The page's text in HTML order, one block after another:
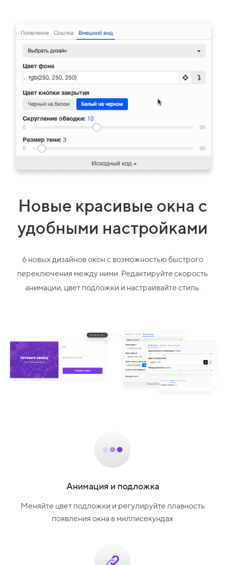
Новые красивые окна с
удобными настройками
6 новых дизайнов окон с возможностью быстрого
переключения между ними. Редактируйте скорость
анимации, цвет подложки и настраивайте стиль.
Анимация и подложка
Меняйте цвет подложки и регулируйте плавность
появления окна в миллисекундах